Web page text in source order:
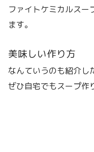
ファイトケミカルスー
ます。
美味しい作り方
なんていうのも紹介し
ぜひ自宅でもスープ作